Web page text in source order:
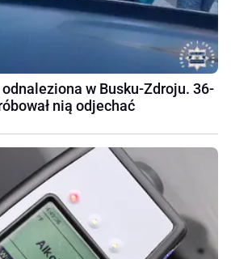
w Busku-Zdroju. 36-
nią odjechać